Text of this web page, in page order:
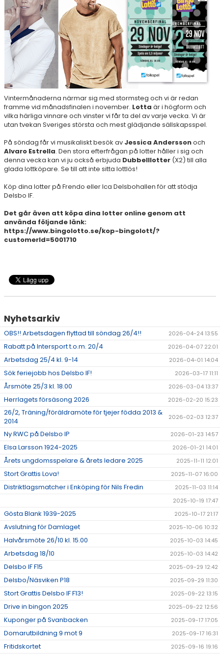
SPONSORER
STÖTTA DIF
KONTAKT
Vintermånaderna närmar sig med stormsteg och vi är redan
framme vid månadsfinalen i november. Lotta är i högform och
vilka härliga vinnare och vinster vi får ta del av varje vecka. Vi är
utan tvekan Sveriges största och mest glädjande sällskapsspel.
På söndag får vi musikaliskt besök av Jessica Anderssonoch
Alvaro Estrella. Den stora efterfrågan på lotter håller i sig och
denna vecka kan vi ju också erbjuda Dubbelllotter (X2) till alla
glada lottköpare. Se till att inte sitta lottlös!
Köp dina lotter på Frendo eller Ica Delsbohallen för att stödja
Delsbo IF.
Det går även att köpa dina lotter online genom att
använda följande länk:
https://www.bingolotto.se/kop-bingolott/?
customerId=5001710
Nyhetsarkiv
OBS!! Arbetsdagen flyttad till söndag 26/4!! 2026-04-24 13:55
Rabatt på Intersport t.o.m. 20/4 2026-04-07 22:01
Arbetsdag 25/4 kl. 9-14 2026-04-01 14:04
Sök feriejobb hos Delsbo IF! 2026-03-17 11:11
Årsmöte 25/3 kl. 18.00 2026-03-04 13:37
Herrlagets försäsong 2026 2026-02-20 15:23
26/2, Träning/föräldramöte för tjejer födda 2013 &
2014
2026-02-03 12:37
Ny RWC på Delsbo IP 2026-01-23 14:57
Elsa Larsson 1924-2025 2026-01-21 14:01
Årets ungdomsspelare & årets ledare 2025 2025-11-11 12:01
Stort Grattis Lova! 2025-11-07 16:00
Distriktlagsmatcher i Enköping för Nils Fredin
2025-11-03 11:14
2025-10-19 17:47
Gösta Blank 1939-2025 2025-10-17 21:17
Avslutning för Damlaget 2025-10-06 10:32
Halvårsmöte 26/10 kl. 15.00 2025-10-03 14:45
Arbetsdag 18/10 2025-10-03 14:42
Delsbo IF F15 2025-09-29 12:42
Delsbo/Näsviken P18 2025-09-29 11:30
Stort Grattis Delsbo IF F13! 2025-09-22 13:15
Drive in bingon 2025 2025-09-22 12:56
Kuponger på Svanbacken 2025-09-17 17:05
Domarutbildning 9 mot 9 2025-09-17 16:31
Fritidskortet 2025-09-16 19:16